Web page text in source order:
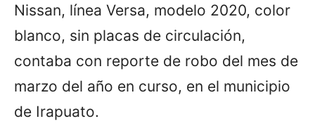
Nissan, línea Versa, modelo 2020, color
blanco, sin placas de circulación,
contaba con reporte de robo del mes de
marzo del año en curso, en el municipio
de Irapuato.